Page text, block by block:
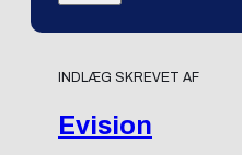
INDLÆG SKREVET AF
Evision